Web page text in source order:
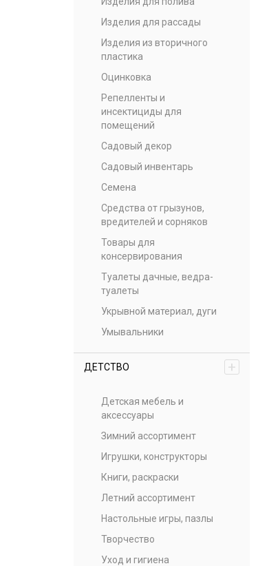
Изделия для рассады
Изделия из вторичного
пластика
Оцинковка
Репелленты и
инсектициды для
помещений
Садовый декор
Садовый инвентарь
Семена
Средства от грызунов,
вредителей и сорняков
Товары для
консервирования
Туалеты дачные, ведра-
туалеты
Укрывной материал, дуги
Умывальники
ДЕТСТВО +
Детская мебель и
аксессуары
Зимний ассортимент
Игрушки, конструкторы
Книги, раскраски
Летний ассортимент
Настольные игры, пазлы
Творчество
Уход и гигиена